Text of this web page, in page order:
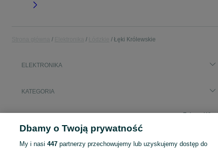
Łęki Królewskie
ELEKTRONIKA
KATEGORIA
Zobacz
Mapa kategorii
Dbamy o Twoją prywatność
My i nasi447 partnerzy przechowujemy lub uzyskujemy dostęp do